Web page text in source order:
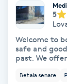
Diamantslipning
Enzympeeling
Extensions
5
Welcome to
safe and
past. We
cellulite
Betala senare